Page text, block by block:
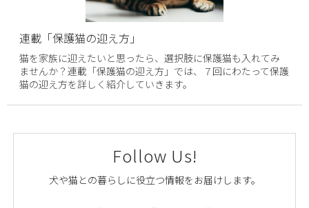
連載「保護猫の迎え方」
猫を家族に迎えたいと思ったら、選択肢に保護猫も入れてみ
ませんか？連載「保護猫の迎え方」では、７回にわたって保護
猫の迎え方を詳しく紹介していきます。
Follow Us!
犬や猫との暮らしに役立つ情報をお届けします。